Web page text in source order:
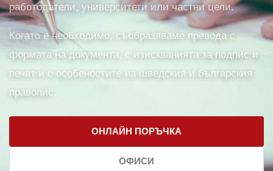
работодатели, университети или частни цели.
Когато е необходимо, съобразяваме превода с
формата на документа, с изискванията за подпис и
печат и с особеностите на шведския и българския
правопис.
ОНЛАЙН ПОРЪЧКА
ОФИСИ